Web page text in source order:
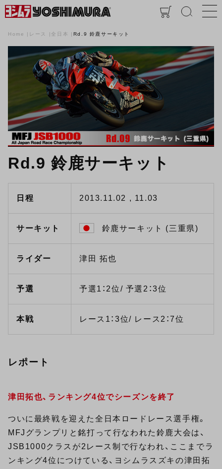
Home レース 全日本 Rd.9 鈴鹿サーキット
Rd.9 鈴鹿サーキット
日程 2013.11.02 , 11.03
サーキット 鈴鹿サーキット (三重県)
ライダー 津田 拓也
予選 予選1：2位/ 予選2：3位
本戦 レース1：3位/ レース2：7位
レポート
津田拓也、ランキング4位でシーズンを終了
ついに最終戦を迎えた全日本ロードレース選手権。
MFJグランプリと銘打って行なわれた鈴鹿大会は、
JSB1000クラスが2レース制で行なわれ、ここまでラ
ンキング4位につけている、ヨシムラスズキの津田拓